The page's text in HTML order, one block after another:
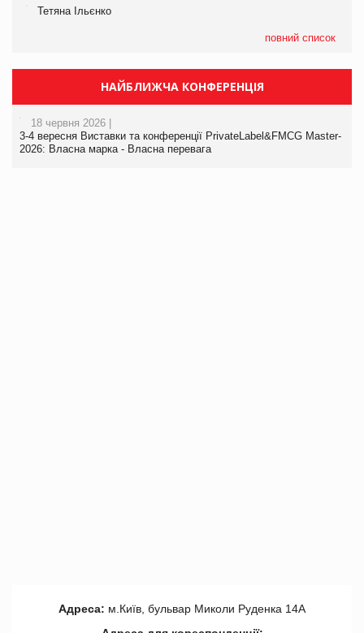
Тетяна Ільєнко
повний список
НАЙБЛИЖЧА КОНФЕРЕНЦІЯ
18 червня 2026 |
3-4 вересня Виставки та конференції PrivateLabel&FMCG Master-
2026: Власна марка - Власна перевага
Адреса: м.Київ, бульвар Миколи Руденка 14А